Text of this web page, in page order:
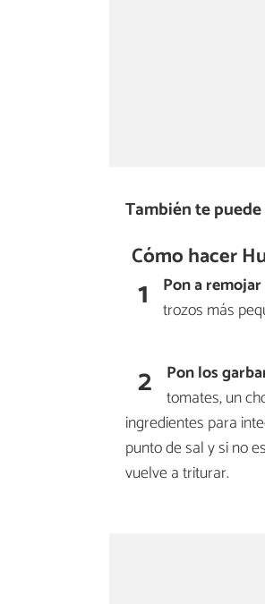
También te
Cómo hacer
1 Pon a
trozos más
2 Pon los
tomates, un
ingredientes para
punto de sal y si no
vuelve a triturar.